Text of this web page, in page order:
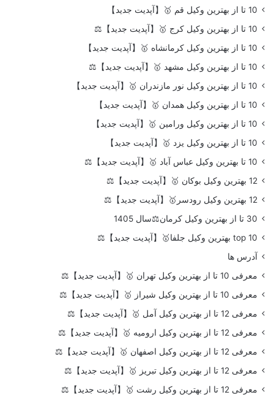
10 تا از بهترین وکیل قم 🥇【آپدیت جدید】
10 تا از بهترین وکیل کرج 🥇【آپدیت جدید】⚖️
10 تا از بهترین وکیل کرمانشاه 🥇【آپدیت جدید】
10 تا از بهترین وکیل مشهد 🥇【آپدیت جدید】⚖️
10 تا از بهترین وکیل نور مازندران 🥇【آپدیت جدید】
10 تا از بهترین وکیل همدان 🥇【آپدیت جدید】
10 تا از بهترین وکیل ورامین 🥇【آپدیت جدید】
10 تا از بهترین وکیل یزد 🥇【آپدیت جدید】
10 تا بهترین وکیل عباس آباد 🥇【آپدیت جدید】⚖️
12 بهترین وکیل بوکان 🥇【آپدیت جدید】⚖️
12 بهترین وکیل رودسر🥇【آپدیت جدید】⚖️
30 تا از بهترین وکیل کرمان⚖️سال 1405
top 10 بهترین وکیل جلفا🥇【آپدیت جدید】⚖️
آدرس ها
معرفی 10 تا از بهترین وکیل تهران 🥇【آپدیت جدید】⚖️
معرفی 10 تا از بهترین وکیل شیراز 🥇【آپدیت جدید】⚖️
معرفی 12 تا از بهترین وکیل آمل 🥇【آپدیت جدید】⚖️
معرفی 12 تا از بهترین وکیل ارومیه 🥇【آپدیت جدید】⚖️
معرفی 12 تا از بهترین وکیل اصفهان 🥇【آپدیت جدید】⚖️
معرفی 12 تا از بهترین وکیل تبریز 🥇【آپدیت جدید】⚖️
معرفی 12 تا از بهترین وکیل رشت 🥇【آپدیت جدید】⚖️